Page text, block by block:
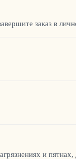
заказ в
и